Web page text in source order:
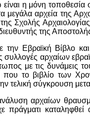
η μόνη τοποθεσία
μεγάλα αρχεία της
Σχολής
της
Εβραϊκή Βίβλο και
συλλογές αρχαίων
με τις
που το βιβλίο των
τελική σύγκρουση
αρχαίων
πράγματι